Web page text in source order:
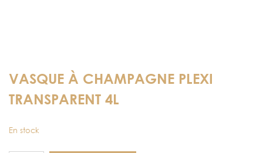
VASQUE À CHAMPAGNE PLEXI
TRANSPARENT 4L
En stock